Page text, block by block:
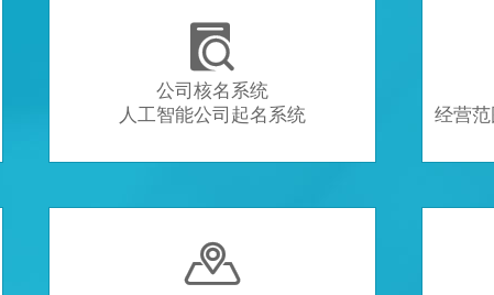

公司核名系统
人工智能公司起名系统
经营
